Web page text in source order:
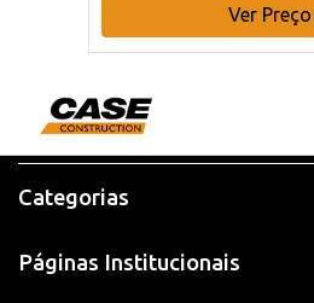
Ver Preço
Categorias
Páginas Institucionais